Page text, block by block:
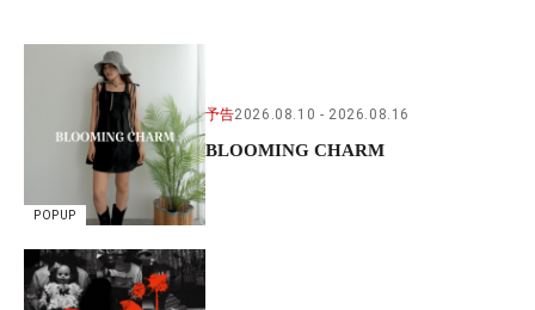
POPUP
予告2026.08.10 2026.08.16
BLOOMING CHARM